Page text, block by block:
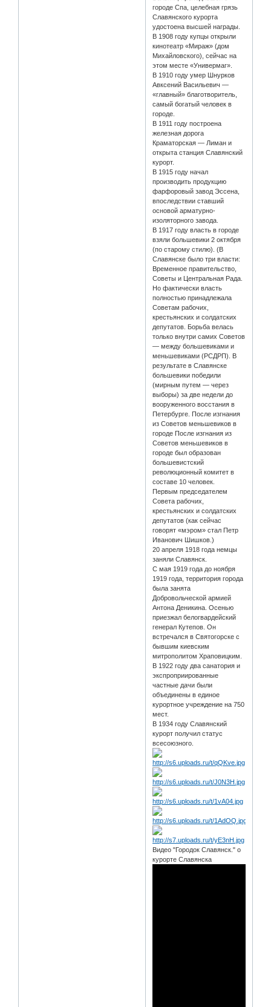
городе Спа, целебная грязь
Славянского курорта
удостоена высшей награды.
В 1908 году купцы открыли
кинотеатр «Мираж» (дом
Михайловского), сейчас на
этом месте «Универмаг».
В 1910 году умер Шнурков
Авксений Васильевич —
«главный» благотворитель,
самый богатый человек в
городе.
В 1911 году построена
железная дорога
Краматорская — Лиман и
открыта станция Славянский
курорт.
В 1915 году начал
производить продукцию
фарфоровый завод Эссена,
впоследствии ставший
основой арматурно-
изоляторного завода.
В 1917 году власть в городе
взяли большевики 2 октября
(по старому стилю). (В
Славянске было три власти:
Временное правительство,
Советы и Центральная Рада.
Но фактически власть
полностью принадлежала
Советам рабочих,
крестьянских и солдатских
депутатов. Борьба велась
только внутри самих Советов
— между большевиками и
меньшевиками (РСДРП). В
результате в Славянске
большевики победили
(мирным путем — через
выборы) за две недели до
вооруженного восстания в
Петербурге. После изгнания
из Советов меньшевиков в
городе После изгнания из
Советов меньшевиков в
городе был образован
большевистский
революционный комитет в
составе 10 человек.
Первым председателем
Совета рабочих,
крестьянских и солдатских
депутатов (как сейчас
говорят «мэром» стал Петр
Иванович Шишков.)
20 апреля 1918 года немцы
заняли Славянск.
С мая 1919 года до ноября
1919 года, территория города
была занята
Добровольческой армией
Антона Деникина. Осенью
приезжал белогвардейский
генерал Кутепов. Он
встречался в Святогорске с
бывшим киевским
митрополитом Храповицким.
В 1922 году два санатория и
экспроприированные
частные дачи были
объединены в единое
курортное учреждение на 750
мест.
В 1934 году Славянский
курорт получил статус
всесоюзного.
Видео "Городок Славянск." о
курорте Славянска